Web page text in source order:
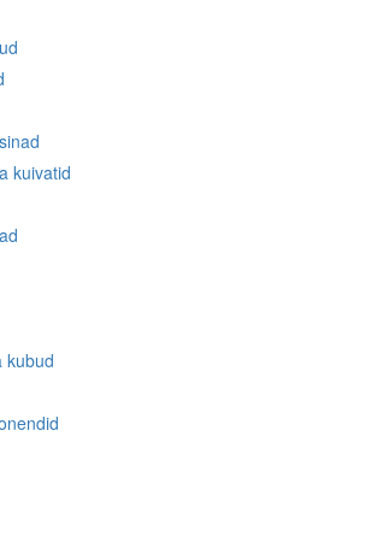
kuivatid
kubud